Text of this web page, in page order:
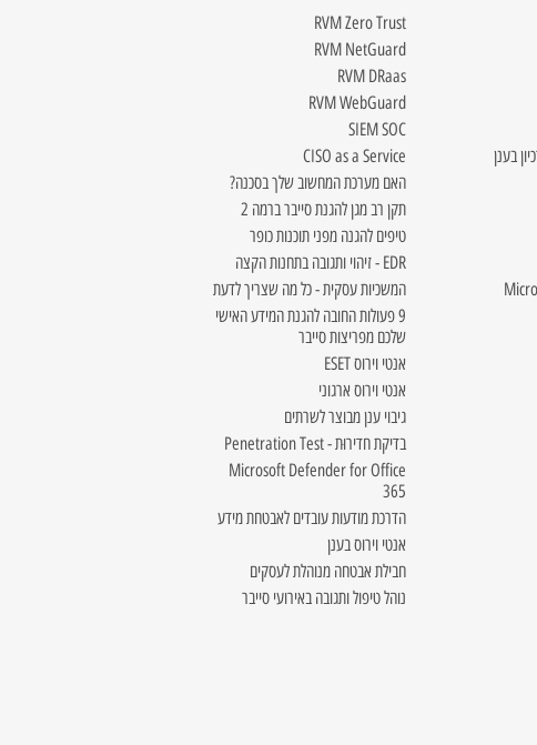
RVM Zero Trust
RVM NetGuard
RVM DRaas
RVM WebGuard
SIEM SOC
CISO as a Service
האם מערכת המחשוב שלך בסכנה?
תקן רב מגן להגנת סייבר ברמה 2
טיפים להגנה מפני תוכנות כופר
EDR - זיהוי ותגובה בתחנות הקצה
המשכיות עסקית - כל מה שצריך לדעת
9 פעולות החובה להגנת המידע האישי
שלכם מפריצות סייבר
אנטי וירוס ESET
אנטי וירוס ארגוני
גיבוי ענן מבוצר לשרתים
בדיקת חדירוּת - Penetration Test
Microsoft Defender for Office
365
הדרכת מודעות עובדים לאבטחת מידע
אנטי וירוס בענן
חבילת אבטחה מנוהלת לעסקים
נוהל טיפול ותגובה באירועי סייבר